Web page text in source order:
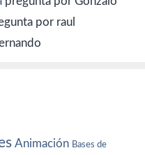
por raul
Animación Bases de